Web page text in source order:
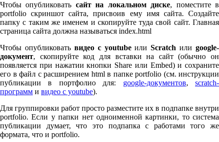
Чтобы опубликовать сайт на локальном диске, поместите в
port­fo­lio скриншот сайта, присвоив ему имя сайта. Создайте
папку с таким же именем и скопируйте туда свой сайт. Главная
страница сайта должна называться index.html
Чтобы опубликовать видео с youtubeилиScratch или google-
документ, скопируйте код для вставки на сайт (обычно он
появляется при нажатии кнопки Share или Embed) и сохраните
его в файл с расширением html в папке port­fo­lio (см. инструкции
публикации в портфолио для: google-документов,scratch-
программ и видео с youtube).
Для группировки работ просто разместите их в подпапке внутри
port­fo­lio. Если у папки нет одноименной картинки, то система
публикации думает, что это подпапка с работами того же
формата, что и port­fo­lio.